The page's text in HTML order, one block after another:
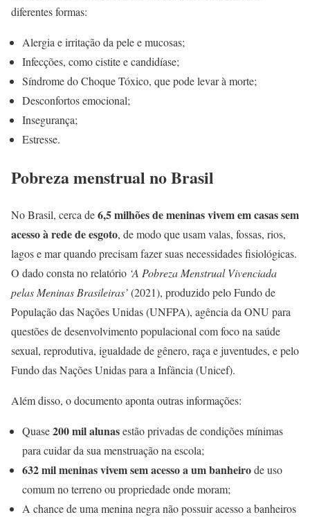
diferentes formas:
Alergia e irritação da pele e mucosas;
Infecções, como cistite e candidíase;
Síndrome do Choque Tóxico, que pode levar à morte;
Desconfortos emocional;
Insegurança;
Estresse.
Pobreza menstrual no Brasil
No Brasil, cerca de6,5 milhões de meninas vivem em casas sem
acesso à rede de esgoto, de modo que usam valas, fossas, rios,
lagos e mar quando precisam fazer suas necessidades fisiológicas.
O dado consta no relatório ‘A Pobreza Menstrual Vivenciada
pelas Meninas Brasileiras’(2021), produzido pelo Fundo de
População das Nações Unidas (UNFPA), agência da ONU para
questões de desenvolvimento populacional com foco na saúde
sexual, reprodutiva, igualdade de gênero, raça e juventudes, e pelo
Fundo das Nações Unidas para a Infância (Unicef).
Além disso, o documento aponta outras informações:
Quase200 mil alunasestão privadas de condições mínimas
para cuidar da sua menstruação na escola;
632 mil meninas vivem sem acesso a um banheirode uso
comum no terreno ou propriedade onde moram;
A chance de uma menina negra não possuir acesso a banheiros